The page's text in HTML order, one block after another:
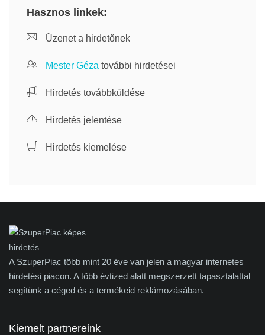
Hasznos linkek:
Üzenet a hirdetőnek
Mester Géza további hirdetései
Hirdetés továbbküldése
Hirdetés jelentése
Hirdetés kiemelése
A SzuperPiac több mint 20 éve van jelen a magyar internetes
hirdetési piacon. A több évtized alatt megszerzett tapasztalattal
segítünk a céged és a termékeid reklámozásában.
Kiemelt partnereink